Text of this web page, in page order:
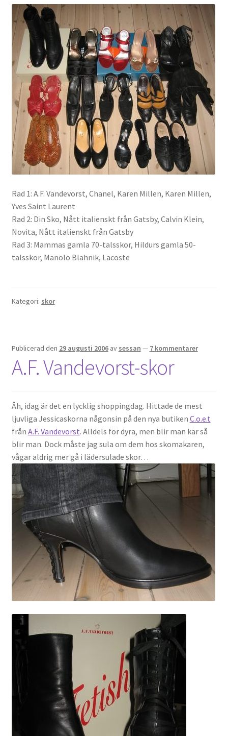
Rad 1: A.F. Vandevorst, Chanel, Karen Millen, Karen Millen,
Yves Saint Laurent
Rad 2: Din Sko, Nått italienskt från Gatsby, Calvin Klein,
Novita, Nått italienskt från Gatsby
Rad 3: Mammas gamla 70-talsskor, Hildurs gamla 50-
talsskor, Manolo Blahnik, Lacoste
Kategori: skor
Publicerad den 29 augusti 2006 av sessan — 7 kommentarer
A.F. Vandevorst-skor
Åh, idag är det en lycklig shoppingdag. Hittade de mest
ljuvliga Jessicaskorna någonsin på den nya butiken C.o.e.t
från A.F. Vandevorst. Alldels för dyra, men blir man kär så
blir man. Dock måste jag sula om dem hos skomakaren,
vågar aldrig mer gå i lädersulade skor…